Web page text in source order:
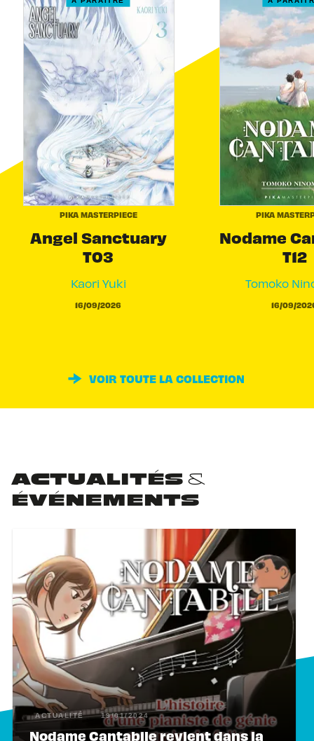
PIKA MASTERPIECE
Angel Sanctuary
T03
Kaori Yuki
16/09/2026
PIKA
Nodame
T12
Tomoko
16/09/
VOIR TOUTE LA COLLECTION
ACTUALITÉS &
ÉVÉNEMENTS
ACTUALITÉ 19/01/2024
Nodame Cantabile revient dans la